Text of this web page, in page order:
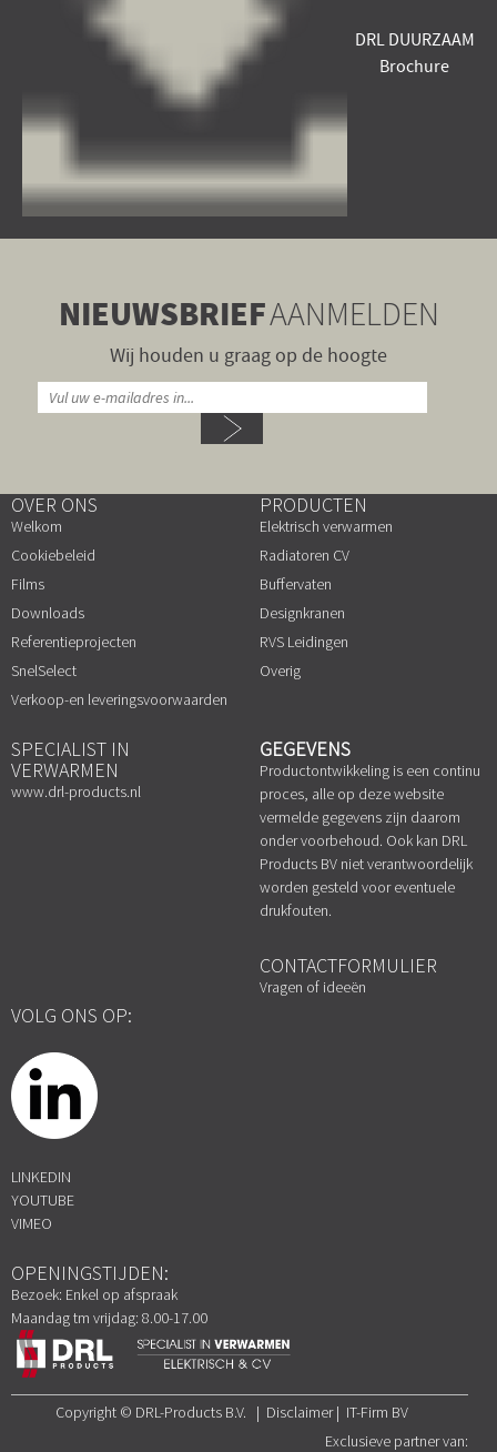
DRL DUURZAAM
Brochure
NIEUWSBRIEFAANMELDEN
Wij houden u graag op de hoogte
OVER ONS
Welkom
Cookiebeleid
Films
Downloads
Referentieprojecten
SnelSelect
Verkoop-en leveringsvoorwaarden
PRODUCTEN
Elektrisch verwarmen
Radiatoren CV
Buffervaten
Designkranen
RVS Leidingen
Overig
SPECIALIST IN
VERWARMEN
www.drl-products.nl
GEGEVENS
Productontwikkeling is een continu
proces, alle op deze website
vermelde gegevens zijn daarom
onder voorbehoud. Ook kan DRL
Products BV niet verantwoordelijk
worden gesteld voor eventuele
drukfouten.
CONTACTFORMULIER
Vragen of ideeën
VOLG ONS OP:
LINKEDIN
YOUTUBE
VIMEO
OPENINGSTIJDEN:
Bezoek: Enkel op afspraak
Maandag tm vrijdag: 8.00-17.00
Copyright © DRL-Products B.V. | Disclaimer | IT-Firm BV
Exclusieve partner van: